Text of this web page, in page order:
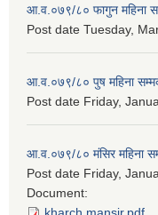
आ.व.०७९/८० फागुन महिना
Post date Tuesday,
आ.व.०७९/८० पुष महिना
Post date Friday,
आ.व.०७९/८० मंसिर महिना
Post date Friday,
Document: